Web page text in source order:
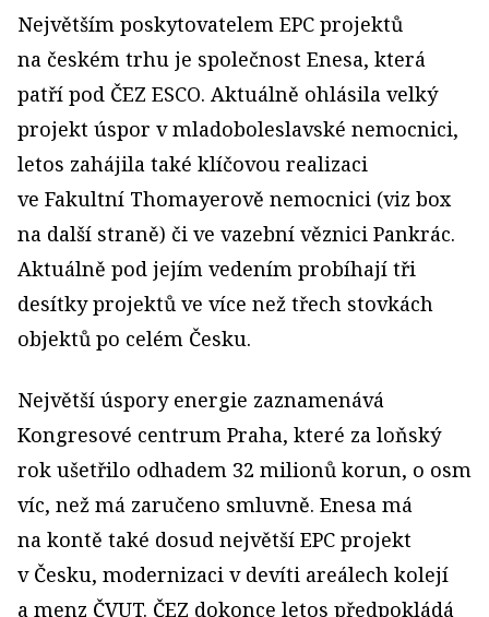
Největším poskytovatelem EPC projektů
na českém trhu je společnost Enesa, která
patří pod ČEZ ESCO. Aktuálně ohlásila velký
projekt úspor v mladoboleslavské nemocnici,
letos zahájila také klíčovou realizaci
ve Fakultní Thomayerově nemocnici (viz box
na další straně) či ve vazební věznici Pankrác.
Aktuálně pod jejím vedením probíhají tři
desítky projektů ve více než třech stovkách
objektů po celém Česku.
Největší úspory energie zaznamenává
Kongresové centrum Praha, které za loňský
rok ušetřilo odhadem 32 milionů korun, o osm
víc, než má zaručeno smluvně. Enesa má
na kontě také dosud největší EPC projekt
v Česku, modernizaci v devíti areálech kolejí
a menz ČVUT. ČEZ dokonce letos předpokládá